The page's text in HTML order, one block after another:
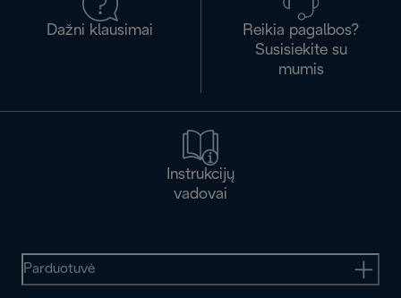
Dažni klausimai
Reikia pagalbos?
Susisiekite su
mumis
Instrukcijų
vadovai
Parduotuvė